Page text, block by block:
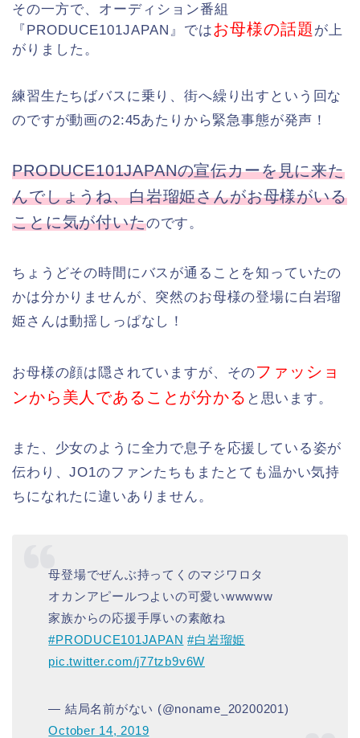
その一方で、オーディション番組
『PRODUCE101JAPAN』では お母様の話題 が上
がりました。
練習生たちばバスに乗り、街へ繰り出すという回な
のですが動画の2:45あたりから緊急事態が発声！
PRODUCE101JAPANの宣伝カーを見に来た
んでしょうね、白岩瑠姫さんがお母様がいる
ことに気が付いたのです。
ちょうどその時間にバスが通ることを知っていたの
かは分かりませんが、突然のお母様の登場に白岩瑠
姫さんは動揺しっぱなし！
お母様の顔は隠されていますが、そのファッショ
ンから美人であることが分かる と思います。
また、少女のように全力で息子を応援している姿が
伝わり、JO1のファンたちもまたとても温かい気持
ちになれたに違いありません。
母登場でぜんぶ持ってくのマジワロタ
オカンアピールつよいの可愛いwwwww
家族からの応援手厚いの素敵ね
#PRODUCE101JAPAN #白岩瑠姫
pic.twitter.com/j77tzb9v6W
— 結局名前がない (@noname_20200201)
October 14, 2019